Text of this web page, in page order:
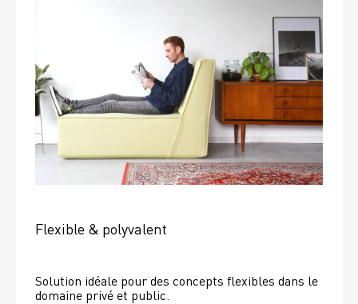
Flexible & polyvalent
Solution idéale pour des concepts flexibles dans le
domaine privé et public.